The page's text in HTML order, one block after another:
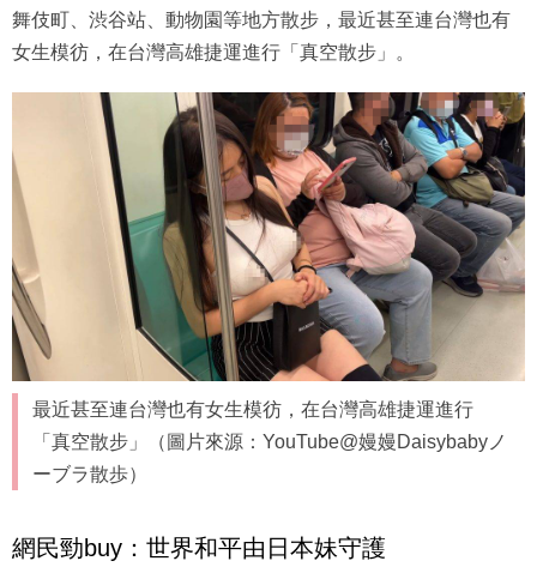
舞伎町、渋谷站、動物園等地方散步，最近甚至連台灣也有
女生模彷，在台灣高雄捷運進行「真空散步」。
最近甚至連台灣也有女生模彷，在台灣高雄捷運進行
「真空散步」（圖片來源：YouTube@嫚嫚Daisybaby️ノ
ーブラ散歩）
網民勁buy：世界和平由日本妹守護